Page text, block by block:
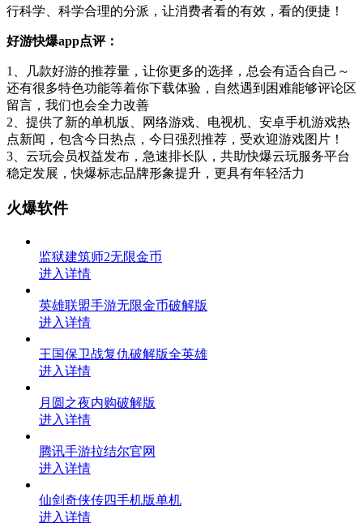
行科学、科学合理的分派，让消费者看的有效，看的便捷！
好游快爆app点评：
1、几款好游的推荐量，让你更多的选择，总会有适合自己～
还有很多特色功能等着你下载体验，自然遇到困难能够评论区
留言，我们也会全力改善
2、提供了新的单机版、网络游戏、电视机、安卓手机游戏热
点新闻，包含今日热点，今日强烈推荐，受欢迎游戏图片！
3、云玩会员权益发布，急速排长队，共助快爆云玩服务平台
稳定发展，快爆标志品牌形象提升，更具有年轻活力
火爆软件
监狱建筑师2无限金币
进入详情
英雄联盟手游无限金币破解版
进入详情
王国保卫战复仇破解版全英雄
进入详情
月圆之夜内购破解版
进入详情
腾讯手游拉结尔官网
进入详情
仙剑奇侠传四手机版单机
进入详情